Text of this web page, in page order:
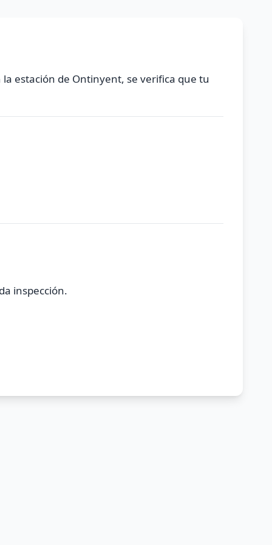
estación de Ontinyent, se verifica que tu
inspección.